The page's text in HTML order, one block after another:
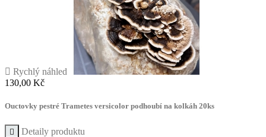
 Rychlý náhled
Cena
130,00 Kč
Ouctovky pestré Trametes versicolor podhoubí na kolkáh 20ks
 Detaily produktu